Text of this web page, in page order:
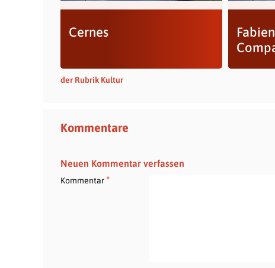
Cernes
der Rubrik Kultur
Kommentare
Neuen Kommentar verfassen
Kommentar*